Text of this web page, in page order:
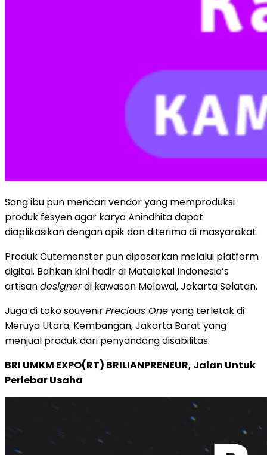
Sang ibu pun mencari vendor yang memproduksi
produk fesyen agar karya Anindhita dapat
diaplikasikan dengan apik dan diterima di masyarakat.
Produk Cutemonster pun dipasarkan melalui platform
digital. Bahkan kini hadir di Matalokal Indonesia’s
artisandesignerdi kawasan Melawai, Jakarta Selatan.
Juga di toko souvenirPrecious Oneyang terletak di
Meruya Utara, Kembangan, Jakarta Barat yang
menjual produk dari penyandang disabilitas.
BRI UMKM EXPO(RT) BRILIANPRENEUR, Jalan Untuk
Perlebar Usaha